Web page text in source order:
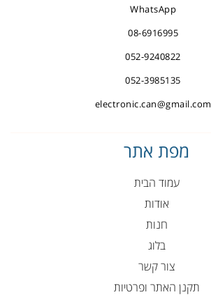
WhatsApp
08-6916995
052-9240822
052-3985135
electronic.can@gmail.com
מפת אתר
עמוד הבית
אודות
חנות
בלוג
צור קשר
תקנן האתר ופרטיות